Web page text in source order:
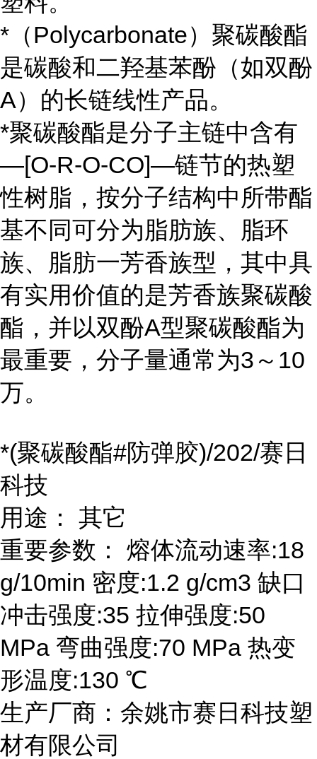
*（Polycarbonate）聚碳酸酯
是碳酸和二羟基苯酚（如双酚
A）的长链线性产品。
*聚碳酸酯是分子主链中含有
—[O-R-O-CO]—链节的热塑
性树脂，按分子结构中所带酯
基不同可分为脂肪族、脂环
族、脂肪一芳香族型，其中具
有实用价值的是芳香族聚碳酸
酯，并以双酚A型聚碳酸酯为
最重要，分子量通常为3～10
万。
*(聚碳酸酯#防弹胶)/202/赛日
科技
用途： 其它
重要参数： 熔体流动速率:18
g/10min 密度:1.2 g/cm3 缺口
冲击强度:35 拉伸强度:50
MPa 弯曲强度:70 MPa 热变
形温度:130 ℃
生产厂商：余姚市赛日科技塑
材有限公司